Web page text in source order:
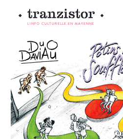
L'INFO CULTURELLE EN MAYENNE